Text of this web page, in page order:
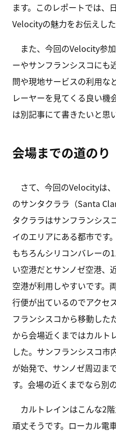
ます。このレポートでは、
Velocityの魅力をお伝えした
また、今回のVelocity参
ーやサンフランシスコにも
問や現地サービスの利用な
レーヤーを見てくる良い機
は別記事にて書きたいと思
会場までの道のり
さて、今回のVelocityは
のサンタクララ（Santa
タクララはサンフランシス
イのエリアにある都市です
もちろんシリコンバレーの
い空港だとサンノゼ空港、
空港が利用しやすいです。
行便が出ているのでアクセ
フランシスコから移動した
から会場近くまではカルト
した。サンフランシスコ市
が始発で、サンノゼ周辺ま
す。会場の近くまでなら別
カルトレインはこんな2階
頑丈そうです。ローカル電